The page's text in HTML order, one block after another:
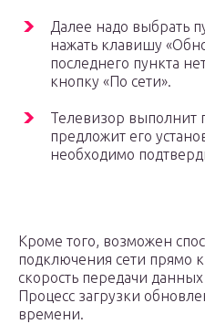
Далее надо выбрать
нажать клавишу
последнего пункта
кнопку «По сети».
Телевизор выполнит
предложит его
необходимо
Кроме того, возможен
подключения сети прямо
скорость передачи
Процесс загрузки
времени.